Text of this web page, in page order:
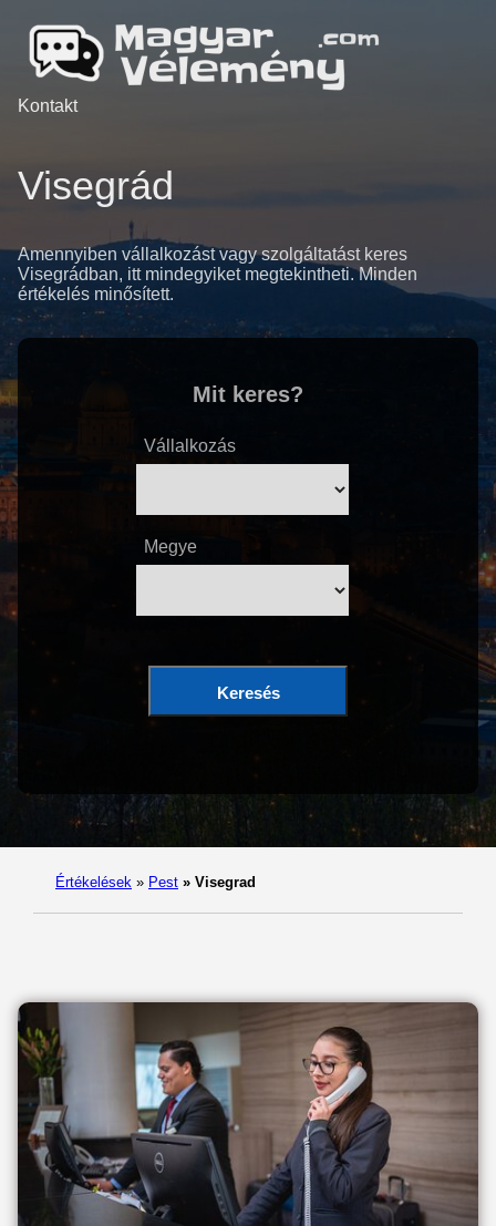
Kontakt
Visegrád
Amennyiben vállalkozást vagy szolgáltatást keres
Visegrádban, itt mindegyiket megtekintheti. Minden
értékelés minősített.
Mit keres?
Vállalkozás
Megye
Keresés
Értékelések » Pest » Visegrad